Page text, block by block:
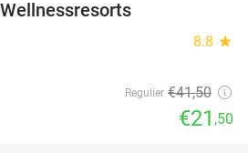
8.8 star
Regulier €41,50
€21 ,50